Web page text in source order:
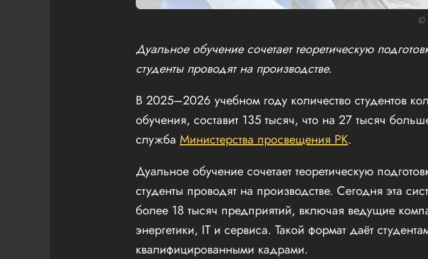
©
Дуальное обучение сочетает теоретическую
студенты проводят на производстве.
В 2025–2026 учебном году количество студентов
обучения, составит 135 тысяч, что на 27 тысяч
служба Министерства просвещения РК.
Дуальное обучение сочетает теоретическую
студенты проводят на производстве. Сегодня эта
более 18 тысяч предприятий, включая ведущие
энергетики, IT и сервиса. Такой формат даёт
квалифицированными кадрами.